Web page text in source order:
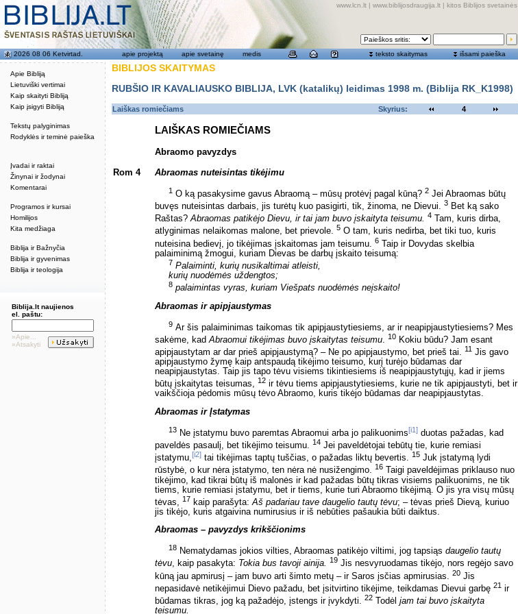
Apie Bibliją
Lietuviški vertimai
Kaip skaityti Bibliją
Kaip įsigyti Bibliją
Tekstų palyginimas
Rodyklės ir teminė paieška
Įvadai ir raktai
Žinynai ir žodynai
Komentarai
Programos ir kursai
Homilijos
Kita medžiaga
Biblija ir Bažnyčia
Biblija ir gyvenimas
Biblija ir teologija
www.lcn.lt | www.biblijosdraugija.lt | kitos Biblijos svetainės
2026 08 06 Ketvirtad. apie projektą apie svetainę medis teksto skaitymas išsami paieška
Biblija.lt naujienos
el. paštu:
»Apie...
»Atsakyti
BIBLIJOS SKAITYMAS
RUBŠIO IR KAVALIAUSKO BIBLIJA, LVK (katalikų) leidimas 1998 m. (Biblija RK_K1998)
Laiškas romiečiams Skyrius: 4
LAIŠKAS ROMIEČIAMS
Abraomo pavyzdys
Rom 4 Abraomas nuteisintas tikėjimu
1 O ką pasakysime gavus Abraomą – mūsų protėvį pagal kūną? 2 Jei Abraomas būtų
buvęs nuteisintas darbais, jis turėtų kuo pasigirti, tik, žinoma, ne Dievui. 3 Bet ką sako
Raštas?Abraomas patikėjo Dievu, ir tai jam buvo įskaityta teisumu. 4 Tam, kuris dirba,
atlyginimas nelaikomas malone, bet prievole. 5 O tam, kuris nedirba, bet tiki tuo, kuris
nuteisina bedievį, jo tikėjimas įskaitomas jam teisumu. 6 Taip ir Dovydas skelbia
palaiminimą žmogui, kuriam Dievas be darbų įskaito teisumą:
7 Palaiminti, kurių nusikaltimai atleisti,
kurių nuodėmės uždengtos;
8 palaimintas vyras, kuriam Viešpats nuodėmės neįskaito!
Abraomas ir apipjaustymas
9 Ar šis palaiminimas taikomas tik apipjaustytiesiems, ar ir neapipjaustytiesiems? Mes
sakėme, kadAbraomui tikėjimas buvo įskaitytas teisumu. 10 Kokiu būdu? Jam esant
apipjaustytam ar dar prieš apipjaustymą? – Ne po apipjaustymo, bet prieš tai. 11 Jis gavo
apipjaustymo žymę kaip antspaudą tikėjimo teisumo, kurį turėjo būdamas dar
neapipjaustytas. Taip jis tapo tėvu visiems tikintiesiems iš neapipjaustytųjų, kad ir jiems
būtų įskaitytas teisumas, 12 ir tėvu tiems apipjaustytiesiems, kurie ne tik apipjaustyti, bet ir
vaikščioja pėdomis mūsų tėvo Abraomo, kuris tikėjo būdamas dar neapipjaustytas.
Abraomas ir Įstatymas
13 Ne įstatymu buvo paremtas Abraomui arba jo palikuonims[i1] duotas pažadas, kad
paveldės pasaulį, bet tikėjimo teisumu. 14 Jei paveldėtojai tebūtų tie, kurie remiasi
įstatymu,[i2] tai tikėjimas taptų tuščias, o pažadas liktų bevertis. 15 Juk įstatymą lydi
rūstybė, o kur nėra įstatymo, ten nėra nė nusižengimo. 16 Taigi paveldėjimas priklauso nuo
tikėjimo, kad tikrai būtų iš malonės ir kad pažadas būtų tikras visiems palikuonims, ne tik
tiems, kurie remiasi įstatymu, bet ir tiems, kurie turi Abraomo tikėjimą. O jis yra visų mūsų
tėvas,
17 kaip parašyta: Aš padariau tave daugelio tautų tėvu; – tėvas prieš Dievą, kuriuo
jis tikėjo, kuris atgaivina numirusius ir iš nebūties pašaukia būti daiktus.
Abraomas – pavyzdys krikščionims
18 Nematydamas jokios vilties, Abraomas patikėjo viltimi, jog tapsiąs daugelio tautų
tėvu, kaip pasakyta: Tokia bus tavoji ainija. 19 Jis nesvyruodamas tikėjo, nors regėjo savo
kūną jau apmirusį – jam buvo arti šimto metų – ir Saros įsčias apmirusias. 20 Jis
nepasidavė netikėjimui Dievo pažadu, bet įsitvirtino tikėjime, teikdamas Dievui garbę 21 ir
būdamas tikras, jog ką pažadėjo, įstengs ir įvykdyti. 22 Todėl jam tai buvo įskaityta
teisumu.